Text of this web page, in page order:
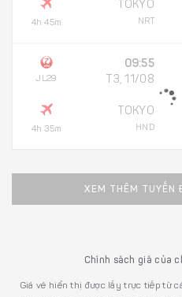
4h 45m
TOKYO
NRT
JL29
4h 35m
09:55
T3, 11/08
TOKYO
HND
XEM THÊM TUYẾN
Chính sách giá của
Giá vé hiển thị được lấy trực tiếp từ